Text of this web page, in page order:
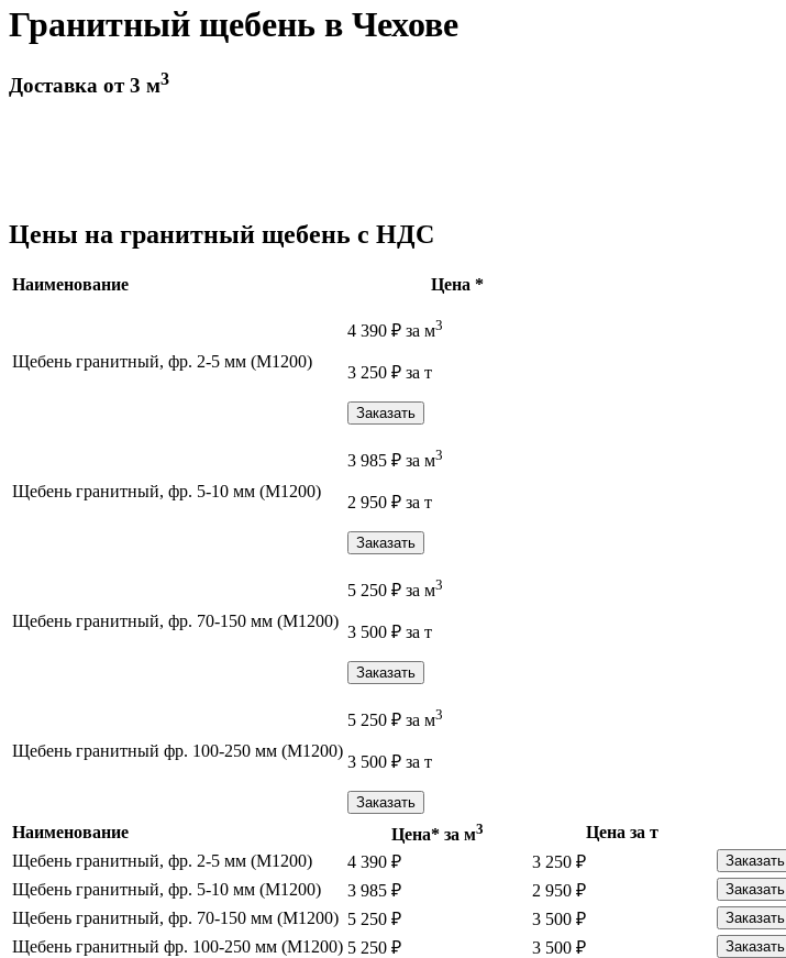
Гранитный щебень в Чехове
Доставка от 3 м3
Цены на гранитный щебень с НДС
Наименование Цена *
Щебень гранитный, фр. 2-5 мм (М1200)
4 390 ₽ за м3
3 250 ₽ за т
Заказать
Щебень гранитный, фр. 5-10 мм (М1200)
3 985 ₽ за м3
2 950 ₽ за т
Заказать
Щебень гранитный, фр. 70-150 мм (М1200)
5 250 ₽ за м3
3 500 ₽ за т
Заказать
Щебень гранитный фр. 100-250 мм (М1200)
5 250 ₽ за м3
3 500 ₽ за т
Заказать
Наименование Цена* за м3
Цена за т
Щебень гранитный, фр. 2-5 мм (М1200)
4 390 ₽ 3 250 ₽ Заказать
Щебень гранитный, фр. 5-10 мм (М1200) 3 985 ₽ 2 950 ₽ Заказать
Щебень гранитный, фр. 70-150 мм (М1200) 5 250 ₽ 3 500 ₽ Заказать
Щебень гранитный фр. 100-250 мм (М1200) 5 250 ₽ 3 500 ₽ Заказать